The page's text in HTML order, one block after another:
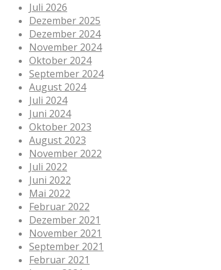
Juli 2026
Dezember 2025
Dezember 2024
November 2024
Oktober 2024
September 2024
August 2024
Juli 2024
Juni 2024
Oktober 2023
August 2023
November 2022
Juli 2022
Juni 2022
Mai 2022
Februar 2022
Dezember 2021
November 2021
September 2021
Februar 2021